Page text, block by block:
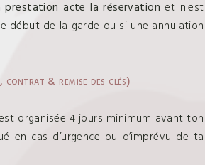
acte la réservation et n'est
début de la garde ou si une annulation
& remise des clés)
organisée 4 jours minimum avant ton
en cas d’urgence ou d’imprévu de ta